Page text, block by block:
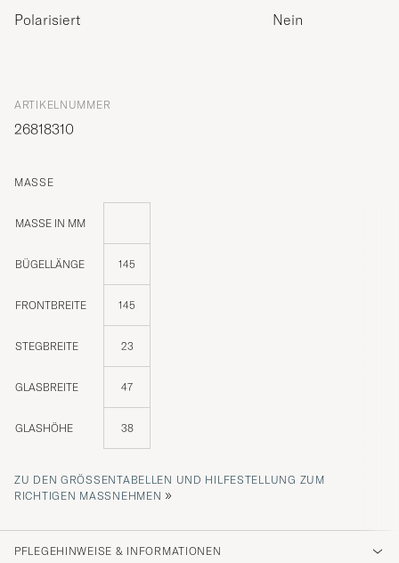
Polarisiert
Nein
ARTIKELNUMMER
26818310
MASSE
MASSE IN MM
BÜGELLÄNGE 145
FRONTBREITE 145
STEGBREITE 23
GLASBREITE 47
GLASHÖHE 38
ZU DEN GRÖSSENTABELLEN UND HILFESTELLUNG ZUM R
ICHTIGEN MASSNEHMEN
»
PFLEGEHINWEISE & INFORMATIONEN